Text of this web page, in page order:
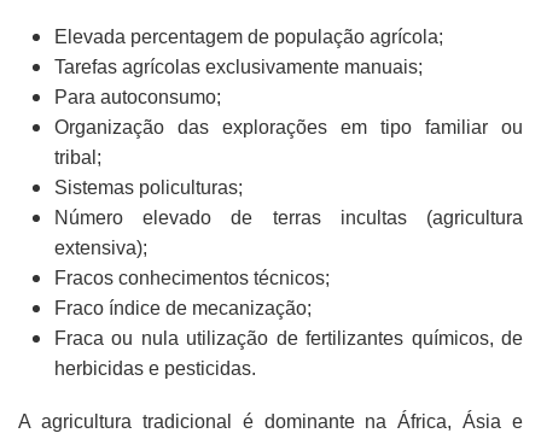
Elevada percentagem de população agrícola;
Tarefas agrícolas exclusivamente manuais;
Para autoconsumo;
Organização das explorações em tipo familiar ou
tribal;
Sistemas policulturas;
Número elevado de terras incultas (agricultura
extensiva);
Fracos conhecimentos técnicos;
Fraco índice de mecanização;
Fraca ou nula utilização de fertilizantes químicos, de
herbicidas e pesticidas.
A agricultura tradicional é dominante na África, Ásia e